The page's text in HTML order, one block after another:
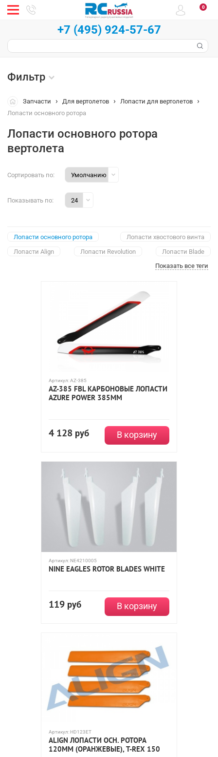
0
+7 (495) 924-57-67
Фильтр
Запчасти Для вертолетов
Лопасти для вертолетов
Лопасти основного ротора
Лопасти основного ротора
вертолета
Сортировать по:
Показывать по:
Лопасти основного ротора
Лопасти хвостового винта
Лопасти Align
Лопасти Revolution
Лопасти Blade
500 класс
Blade mCP X BL
Показать все теги
Артикул:AZ-385
AZ-385 FBL КАРБОНОВЫЕ ЛОПАСТИ
AZURE POWER 385ММ
4 128 руб В корзину
Артикул: NE4210005
NINE EAGLES ROTOR BLADES WHITE
119 руб В корзину
Артикул: HD123ET
ALIGN ЛОПАСТИ ОСН. РОТОРА
120ММ (ОРАНЖЕВЫЕ), T-REX 150